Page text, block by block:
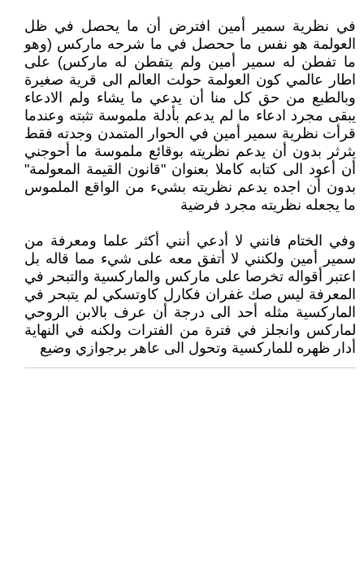
في نظرية سمير أمين افترض أن ما يحصل في ظل
العولمة هو نفس ما ححصل في ما شرحه ماركس (وهو
ما تفطن له سمير أمين ولم يتفطن له ماركس) على
اطار عالمي كون العولمة حولت العالم الى قرية صغيرة
وبالطبع من حق كل منا أن يدعي ما يشاء ولم الادعاء
يبقى مجرد ادعاء ما لم يدعم بأدلة ملموسة تثبته وعندما
قرأت نظرية سمير أمين في الحوار المتمدن وجدته فقط
يثرثر بدون أن يدعم نظريته بوقائع ملموسة ما أحوجني
أن أعود الى كتابه كاملا بعنوان "قانون القيمة المعولمة"
بدون أن اجده يدعم نظريته بشيء من الواقع الملموس
ما يجعله نظريته مجرد فرضية
وفي الختام فانني لا أدعي أنني أكثر علما ومعرفة من
سمير أمين ولكنني لا أتفق معه على شيء مما قاله بل
اعتبر أقواله تخرصا على ماركس والماركسية والتبحر في
المعرفة ليس صك غفران فكارل كاوتسكي لم يتبحر في
الماركسية مثله أحد الى درجة أن عرف بالابن الروحي
لماركس وانجلز في فترة من الفترات ولكنه في النهاية
أدار ظهره للماركسية وتحول الى عاهر برجوازي وضيع